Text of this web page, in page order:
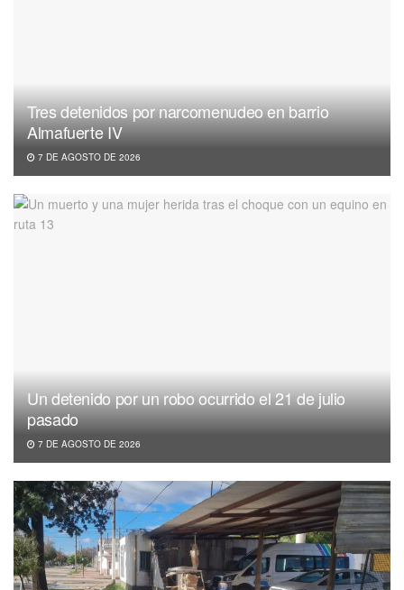
Tres detenidos por narcomenudeo en barrio
Almafuerte IV
7 DE AGOSTO DE 2026
Un detenido por un robo ocurrido el 21 de julio
pasado
7 DE AGOSTO DE 2026